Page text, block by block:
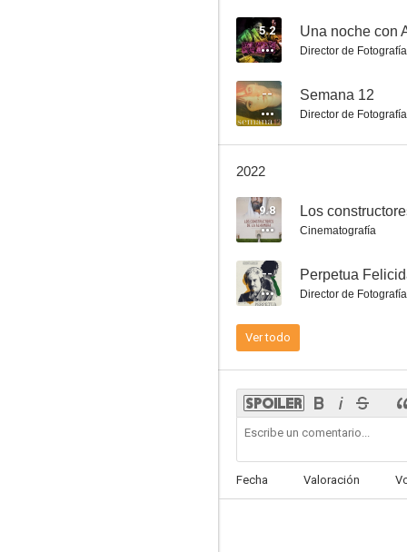
5.2 Una noche con
Director de Fotografía
-- Semana 12
Director de Fotografía
2022
9.8 Los
Cinematografía
-- Perpetua
Director de Fotografía
Ver todo
Fecha Valoración